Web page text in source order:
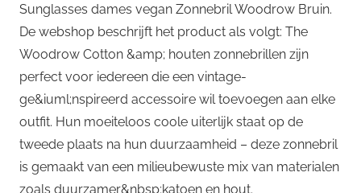
Sunglasses dames vegan Zonnebril Woodrow Bruin.
De webshop beschrijft het product als volgt: The
Woodrow Cotton &amp; houten zonnebrillen zijn
perfect voor iedereen die een vintage-
ge&iuml;nspireerd accessoire wil toevoegen aan elke
outfit. Hun moeiteloos coole uiterlijk staat op de
tweede plaats na hun duurzaamheid – deze zonnebril
is gemaakt van een milieubewuste mix van materialen
zoals duurzamer&nbsp;katoen en hout.